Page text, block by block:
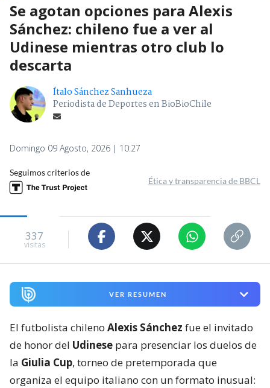
Se agotan opciones para Alexis
Sánchez: chileno fue a ver al
Udinese mientras otro club lo
descarta
Ítalo Sánchez Sanhueza
Periodista de Deportes en BioBioChile
Domingo 09 Agosto, 2026 | 10:27
Seguimos criterios de
Ética y transparencia de BBCL
337
visitas
VER RESUMEN
El futbolista chileno Alexis Sánchez fue el invitado
de honor del Udinese para presenciar los duelos de
la Giulia Cup, torneo de pretemporada que
organiza el equipo italiano con un formato inusual: